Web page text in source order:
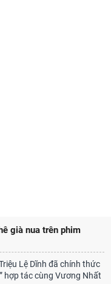
già nua trên phim
Lệ Dĩnh đã chính thức
hợp tác cùng Vương Nhất